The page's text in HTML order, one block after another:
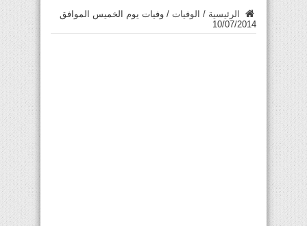
الرئيسية / الوفيات / وفيات يوم الخميس الموافق
10/07/2014